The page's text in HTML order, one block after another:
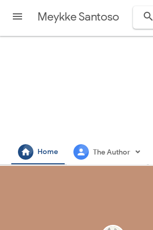
 Meykke Santoso 
home Home person The Author